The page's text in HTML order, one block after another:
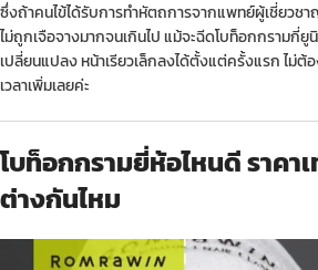
ซึ่งถ้าคนไข้ได้รับการทำหัตถการจากแพทย์ผู้เชี่ยวชา
ไม่ถูกเจือจางมากจนเกินไป แม้จะฉีดโบท็อกกรามกี่
เปลี่ยนแปลง หน้าเรียวเล็กลงได้ตั้งแต่ครั้งแรก ไม่ต้
เวลาเพิ่มเลยค่ะ
โบท็อกกรามยี่ห้อไหนดี ราคา
ต่างกันไหม